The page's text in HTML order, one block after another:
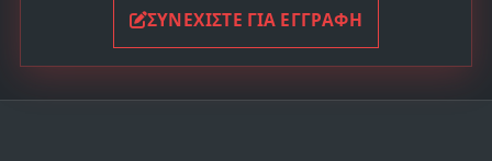
ΣΥΝΕΧΊΣΤΕ ΓΙΑ ΕΓΓΡΑΦΉ